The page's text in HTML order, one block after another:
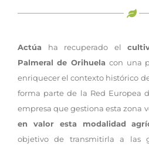
Actúa ha recuperado el
Palmeral de Orihuelacon una
enriquecer el contexto histórico
forma parte de la Red Europea
empresa que gestiona esta zona
en valor esta modalidad
objetivo de transmitirla a las